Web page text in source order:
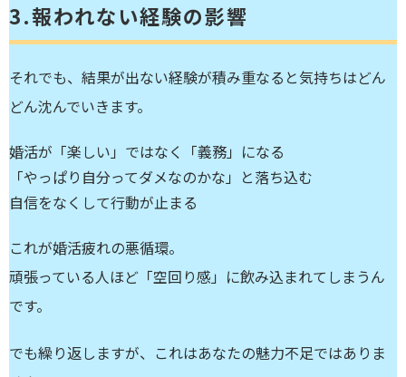
3.報われない経験の影響
それでも、結果が出ない経験が積み重なると気持ちはどん
どん沈んでいきます。
婚活が「楽しい」ではなく「義務」になる
「やっぱり自分ってダメなのかな」と落ち込む
自信をなくして行動が止まる
これが婚活疲れの悪循環。
頑張っている人ほど「空回り感」に飲み込まれてしまうん
です。
でも繰り返しますが、これはあなたの魅力不足ではありま